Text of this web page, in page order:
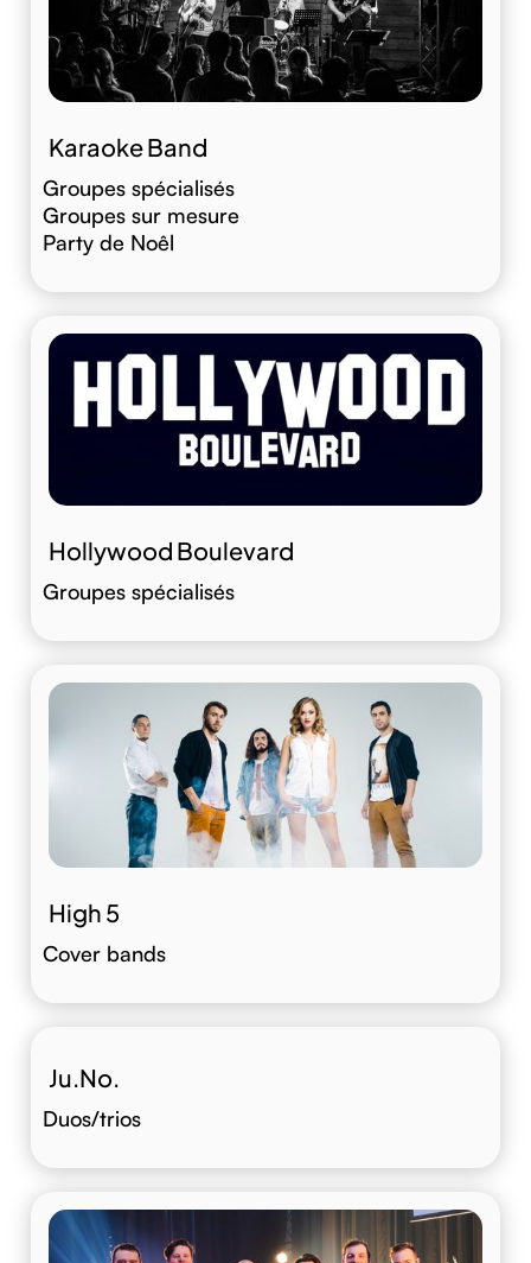
Karaoke Band
Groupes spécialisés
Groupes sur mesure
Party de Noêl
Hollywood Boulevard
Groupes spécialisés
High 5
Cover bands
Ju.No.
Duos/trios